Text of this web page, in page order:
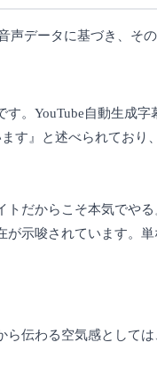
データに基づき、その
。YouTube自動生成字
す』と述べられており
だからこそ本気でやる
示唆されています。単
伝わる空気感としては